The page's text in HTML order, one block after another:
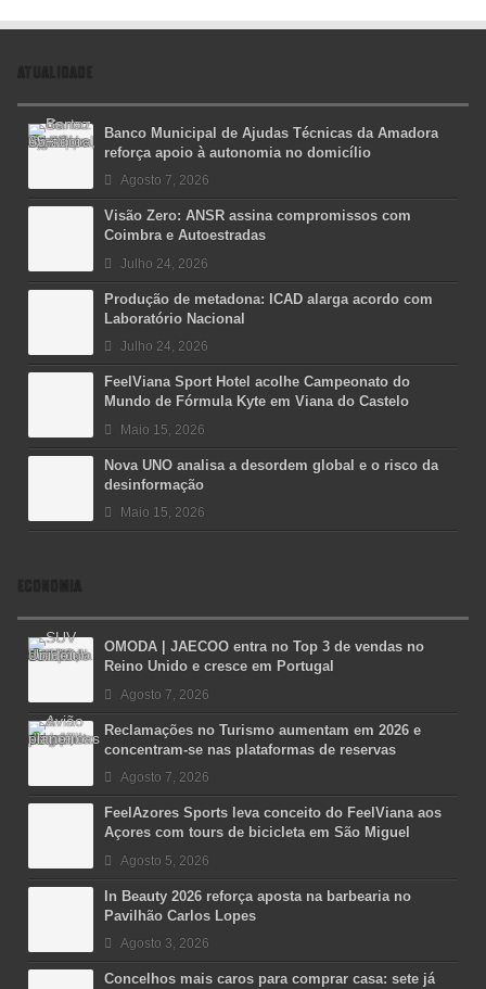
ATUALIDADE
Banco Municipal de Ajudas Técnicas da Amadora
reforça apoio à autonomia no domicílio
Agosto 7, 2026
Visão Zero: ANSR assina compromissos com
Coimbra e Autoestradas
Julho 24, 2026
Produção de metadona: ICAD alarga acordo com
Laboratório Nacional
Julho 24, 2026
FeelViana Sport Hotel acolhe Campeonato do
Mundo de Fórmula Kyte em Viana do Castelo
Maio 15, 2026
Nova UNO analisa a desordem global e o risco da
desinformação
Maio 15, 2026
ECONOMIA
OMODA | JAECOO entra no Top 3 de vendas no
Reino Unido e cresce em Portugal
Agosto 7, 2026
Reclamações no Turismo aumentam em 2026 e
concentram-se nas plataformas de reservas
Agosto 7, 2026
FeelAzores Sports leva conceito do FeelViana aos
Açores com tours de bicicleta em São Miguel
Agosto 5, 2026
In Beauty 2026 reforça aposta na barbearia no
Pavilhão Carlos Lopes
Agosto 3, 2026
Concelhos mais caros para comprar casa: sete já